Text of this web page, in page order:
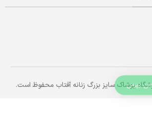
پوشاک سایز بزرگ زنانه آفتاب محفوظ است.من بپرس